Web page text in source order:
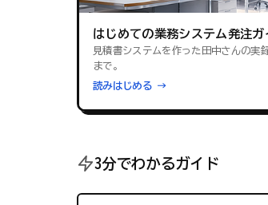
はじめての業務システム発注ガ
見積書システムを作った田中さんの実
まで。
読みはじめる →
3分でわかるガイド